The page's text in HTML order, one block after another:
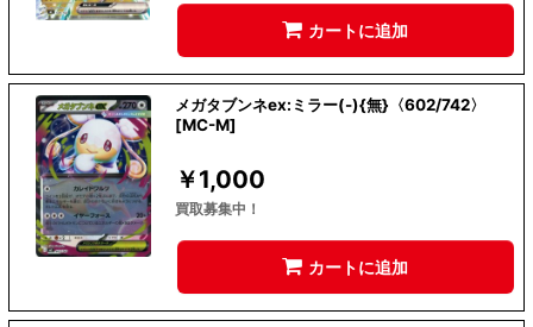
カートに追加
メガタブンネex:ミラー(-){無}〈602/742〉
[MC-M]
￥1,000
買取募集中！
カートに追加